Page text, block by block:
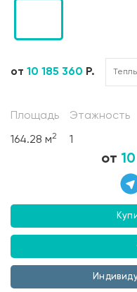
от 10 185 360 Р.
Площадь
164.28 м2
Этажность
1
от